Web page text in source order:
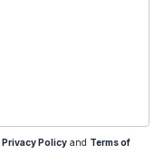
Privacy Policy and Terms of